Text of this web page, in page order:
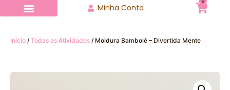
Minha Conta
Início / Todas as Atividades / Moldura Bambolê – Divertida Mente